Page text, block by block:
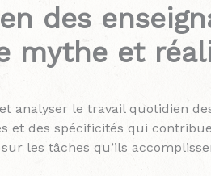
des
mythe et
analyser le travail quotidien
et des spécificités qui
les tâches qu’ils